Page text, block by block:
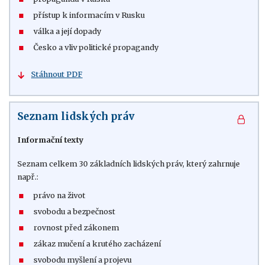
přístup k informacím v Rusku
válka a její dopady
Česko a vliv politické propagandy
Stáhnout PDF
Seznam lidských práv
Informační texty
Seznam celkem 30 základních lidských práv, který zahrnuje
např.:
právo na život
svobodu a bezpečnost
rovnost před zákonem
zákaz mučení a krutého zacházení
svobodu myšlení a projevu